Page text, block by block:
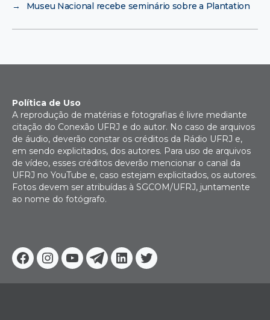
→
Museu Nacional recebe seminário sobre a Plantation
Facebook
Instagram
YoutubeTelegram
Linkedin
Twitter
Política de Uso
A reprodução de matérias e fotografias é livre mediante
citação do Conexão UFRJ e do autor. No caso de arquivos
de áudio, deverão constar os créditos da Rádio UFRJ e,
em sendo explicitados, dos autores. Para uso de arquivos
de vídeo, esses créditos deverão mencionar o canal da
UFRJ no YouTube e, caso estejam explicitados, os autores.
Fotos devem ser atribuídas à SGCOM/UFRJ, juntamente
ao nome do fotógrafo.